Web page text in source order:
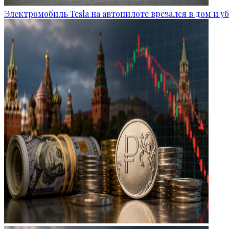
Электромобиль Tesla на автопилоте врезался в дом и